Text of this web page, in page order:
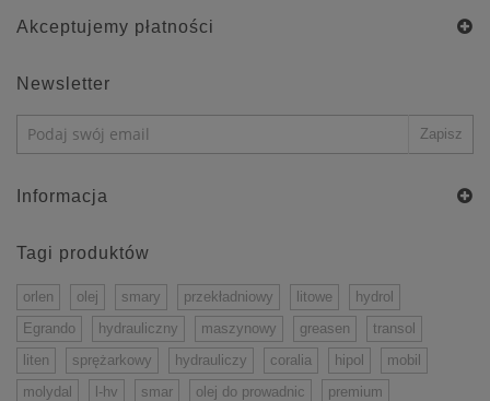
Akceptujemy płatności
Newsletter
Informacja
Tagi produktów
orlen olej smary przekładniowy litowe
hydrol
Egrando
hydrauliczny maszynowy greasen
transol
liten
sprężarkowy hydrauliczy coralia hipol
mobil
molydal
l-hv smar olej do prowadnic
premium